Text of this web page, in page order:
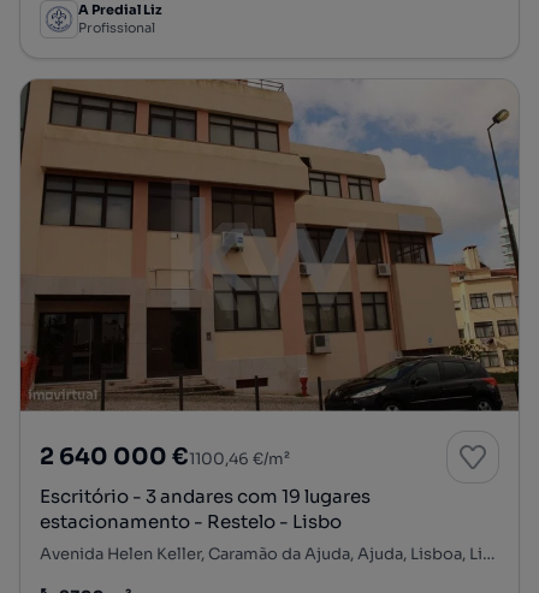
A Predial Liz
Profissional
2 640 000 €1100,46 €/m²
Escritório - 3 andares com 19 lugares
estacionamento - Restelo - Lisbo
Avenida Helen Keller, Caramão da Ajuda, Ajuda, Lisboa, Lisboa